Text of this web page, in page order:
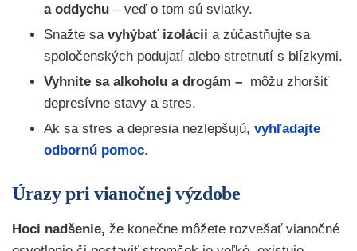
a oddychu – veď o tom sú sviatky.
Snažte sa vyhýbať izolácii a zúčastňujte sa
spoločenských podujatí alebo stretnutí s blízkymi.
Vyhnite sa alkoholu a drogám – môžu zhoršiť
depresívne stavy a stres.
Ak sa stres a depresia nezlepšujú, vyhľadajte
odbornú pomoc.
Úrazy pri vianočnej výzdobe
Hoci nadšenie, že konečne môžete rozvešať vianočné